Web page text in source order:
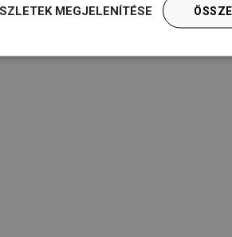
MEGJELENÍTÉSE